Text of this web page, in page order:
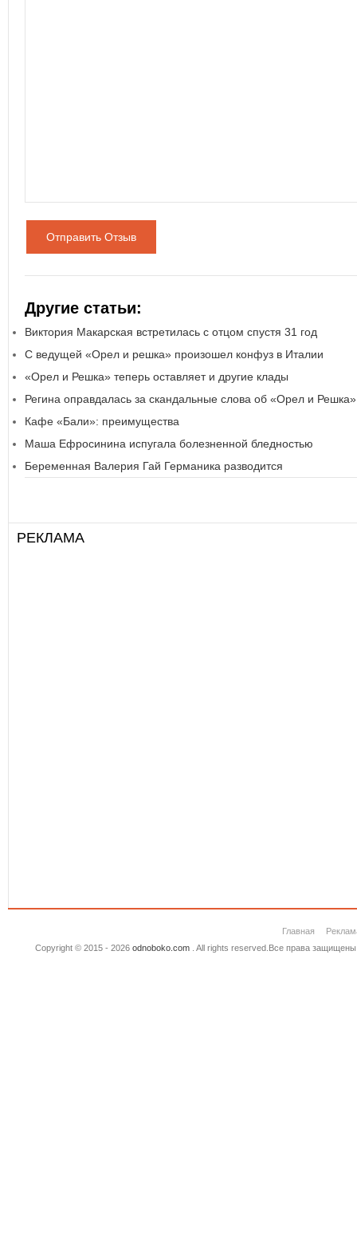
Отправить Отзыв
Другие статьи:
Виктория Макарская встретилась с отцом спустя 31 год
С ведущей «Орел и решка» произошел конфуз в Италии
«Орел и Решка» теперь оставляет и другие клады
Регина оправдалась за скандальные слова об «Орел и Решка»
Кафе «Бали»: преимущества
Маша Ефросинина испугала болезненной бледностью
Беременная Валерия Гай Германика разводится
РЕКЛАМА
Главная
Copyright © 2015 - 2026 odnoboko.com. All rights reserved.Все права защищены.